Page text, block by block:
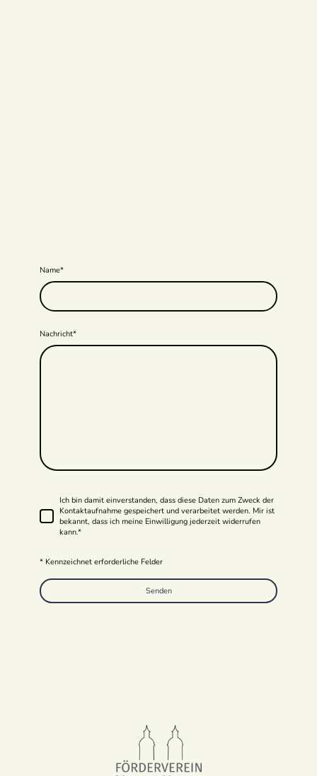
Name*
Nachricht*
Ich bin damit einverstanden, dass diese Daten zum Zweck der
Kontaktaufnahme gespeichert und verarbeitet werden. Mir ist
bekannt, dass ich meine Einwilligung jederzeit widerrufen
kann.*
* Kennzeichnet erforderliche Felder
Senden